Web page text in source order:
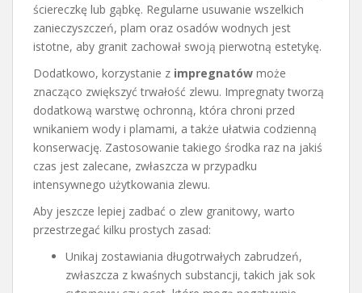
ściereczkę lub gąbkę. Regularne usuwanie wszelkich
zanieczyszczeń, plam oraz osadów wodnych jest
istotne, aby granit zachował swoją pierwotną estetykę.
Dodatkowo, korzystanie z impregnatów może
znacząco zwiększyć trwałość zlewu. Impregnaty tworzą
dodatkową warstwę ochronną, która chroni przed
wnikaniem wody i plamami, a także ułatwia codzienną
konserwację. Zastosowanie takiego środka raz na jakiś
czas jest zalecane, zwłaszcza w przypadku
intensywnego użytkowania zlewu.
Aby jeszcze lepiej zadbać o zlew granitowy, warto
przestrzegać kilku prostych zasad:
Unikaj zostawiania długotrwałych zabrudzeń,
zwłaszcza z kwaśnych substancji, takich jak sok